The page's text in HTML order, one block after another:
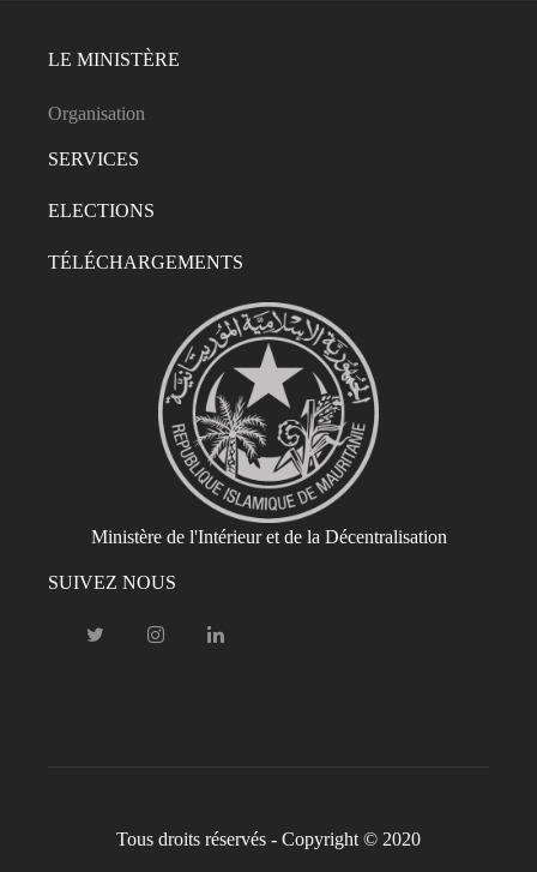
LE MINISTÈRE
Organisation
SERVICES
ELECTIONS
TÉLÉCHARGEMENTS
Ministère de l'Intérieur et de la Décentralisation
SUIVEZ NOUS
Tous droits réservés - Copyright © 2020